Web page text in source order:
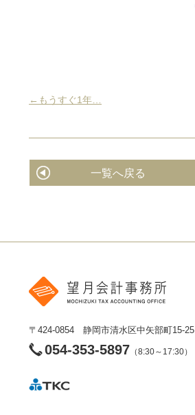
←もうすぐ1年…
一覧へ戻る
〒424-0854 静岡市清水区中矢部町15-25
054-353-5897 （8:30～17:30）